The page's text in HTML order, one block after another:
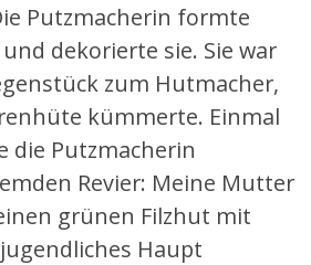
Putzmacherin formte
dekorierte sie. Sie war
zum Hutmacher,
kümmerte. Einmal
die Putzmacherin
Revier: Meine Mutter
grünen Filzhut mit
Haupt